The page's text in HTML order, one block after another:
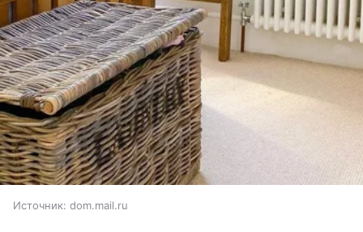
Источник: dom.mail.ru